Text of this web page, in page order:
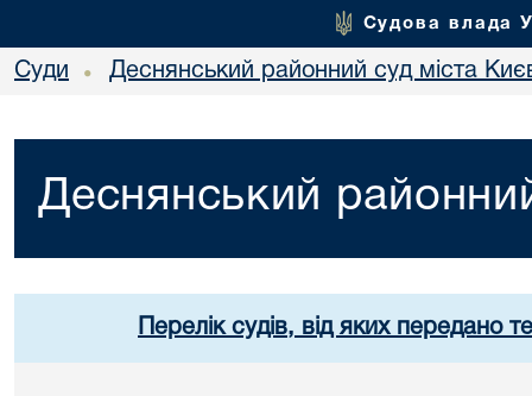
Судова влада
Суди • Деснянський районний суд міста
Деснянський
Перелік судів, від яких передано